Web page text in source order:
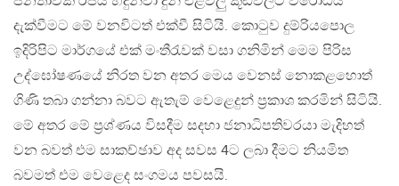
දැක්වීමට මේ වනවිටත් එක්වී සිටියි. කොටුව දුම්රියපොල
ඉදිරිපිට මාර්ගයේ එක් මංතීරැවක් වසා ගනිමින් මෙම ‍පිරිස
උද්ඝෝෂණයේ නිරත වන අතර මෙය වෙනස් නොකළහොත්
ගිණි තබා ගන්නා බවට ඇතැම් වෙළෙදුන් ප්‍රකාශ කරමින් සිටියි.
මේ අතර මේ ප්‍රශ්ණය විසදීම සදහා ජනාධිපතිවරයා මැදිහත්
වන බවත් එම සාකච්ඡාව අද සවස 4ට ලබා දීමට නියමිත
බවමත් එම වෙළෙද සංගමය පවසයි.